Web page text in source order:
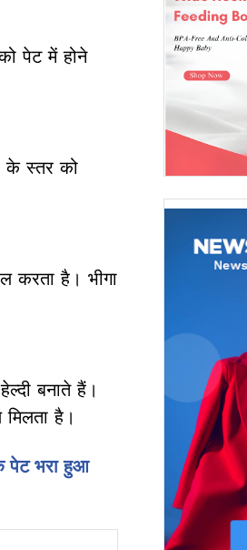
पेट में होने
के स्तर को
करता है। भीगा
बनाते हैं।
है।
पेट भरा हुआ